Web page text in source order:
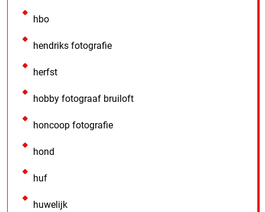
hbo
hendriks fotografie
herfst
hobby fotograaf bruiloft
honcoop fotografie
hond
huf
huwelijk